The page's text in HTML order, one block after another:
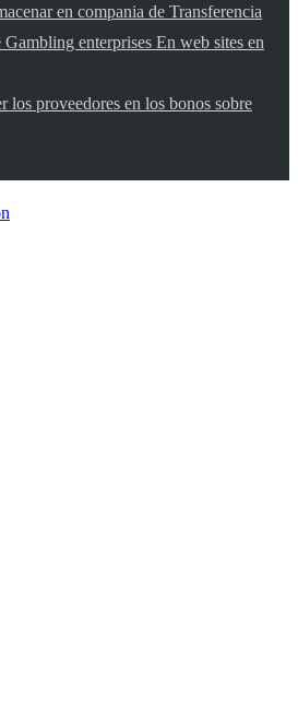
en compania de Transferencia
enterprises En web sites en
los proveedores en los bonos sobre